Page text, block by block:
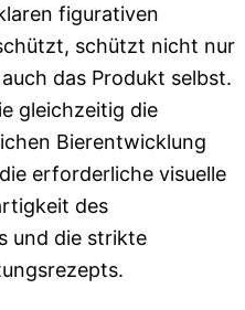
figurativen
schützt nicht nur
das Produkt selbst.
gleichzeitig die
Bierentwicklung
erforderliche visuelle
des
und die strikte